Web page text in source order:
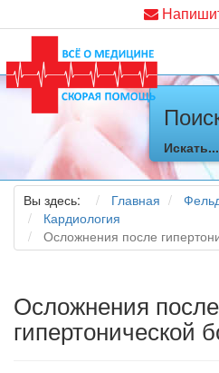
Искать...
Вы здесь: Главная
Кардиология
Осложнения после
Осложнения после
гипертонической